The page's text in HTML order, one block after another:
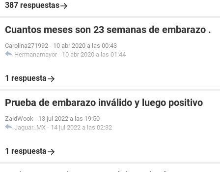
387 respuestas
Cuantos meses son 23 semanas de embarazo .
Carolina271992 - 10 abr 2020 a las 00:43
Hermanamayor - 10 abr 2020 a las 01:44
1 respuesta
Prueba de embarazo inválido y luego positivo
ZaidWook - 13 jul 2022 a las 19:50
Jaguar_MX - 14 jul 2022 a las 02:32
1 respuesta